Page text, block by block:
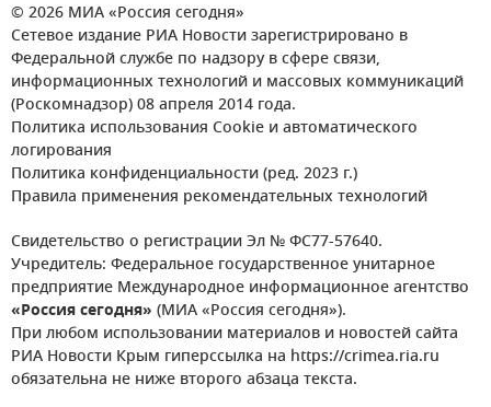
© 2026 МИА «Россия сегодня»
Сетевое издание РИА Новости зарегистрировано в
Федеральной службе по надзору в сфере связи,
информационных технологий и массовых коммуникаций
(Роскомнадзор) 08 апреля 2014 года.
Политика использования Cookie и автоматического
логирования
Политика конфиденциальности (ред. 2023 г.)
Правила применения рекомендательных технологий
Свидетельство о регистрации Эл № ФС77-57640.
Учредитель: Федеральное государственное унитарное
предприятие Международное информационное агентство
«Россия сегодня» (МИА «Россия сегодня»).
При любом использовании материалов и новостей сайта
РИА Новости Крым гиперссылка на https://crimea.ria.ru
обязательна не ниже второго абзаца текста.